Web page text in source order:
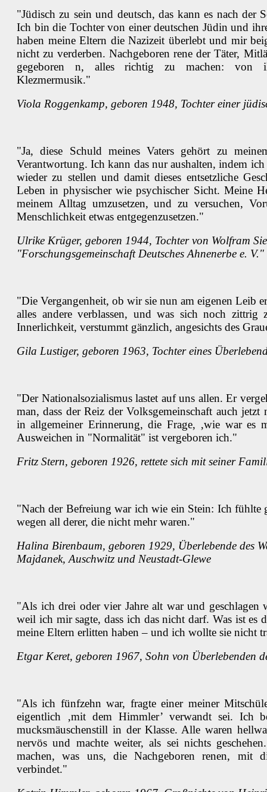
"Jüdisch zu sein und deutsch, das kann es nach
Ich bin die Tochter von einer deutschen Jüdin und
haben meine Eltern die Nazizeit überlebt und mir
nicht zu verderben. Nachgeboren rene der Täter,
gegeboren n, alles richtig zu machen: von
Klezmermusik."
Viola Roggenkamp, geboren 1948, Tochter einer
"Ja, diese Schuld meines Vaters gehört zu
Verantwortung. Ich kann das nur aushalten, indem
wieder zu stellen und damit dieses entsetzliche
Leben in physischer wie psychischer Sicht. Meine
meinem Alltag umzusetzen, und zu versuchen,
Menschlichkeit etwas entgegenzusetzen."
Ulrike Krüger, geboren 1944, Tochter von Wolfram
"Forschungsgemeinschaft Deutsches Ahnenerbe e. V."
"Die Vergangenheit, ob wir sie nun am eigenen Leib
alles andere verblassen, und was sich noch
Innerlichkeit, verstummt gänzlich, angesichts des
Gila Lustiger, geboren 1963, Tochter eines
"Der Nationalsozialismus lastet auf uns allen. Er
man, dass der Reiz der Volksgemeinschaft auch
in allgemeiner Erinnerung, die Frage, ‚wie war es
Ausweichen in "Normalität" ist vergeboren ich."
Fritz Stern, geboren 1926, rettete sich mit seiner
"Nach der Befreiung war ich wie ein Stein: Ich fühlte
wegen all derer, die nicht mehr waren."
Halina Birenbaum, geboren 1929, Überlebende des
Majdanek, Auschwitz und Neustadt-Glewe
"Als ich drei oder vier Jahre alt war und geschlagen
weil ich mir sagte, dass ich das nicht darf. Was ist es
meine Eltern erlitten haben – und ich wollte sie nicht
Etgar Keret, geboren 1967, Sohn von Überlebenden
"Als ich fünfzehn war, fragte einer meiner
eigentlich ‚mit dem Himmler’ verwandt sei.
mucksmäuschenstill in der Klasse. Alle waren
nervös und machte weiter, als sei nichts
machen, was uns, die Nachgeboren renen, mit
verbindet."